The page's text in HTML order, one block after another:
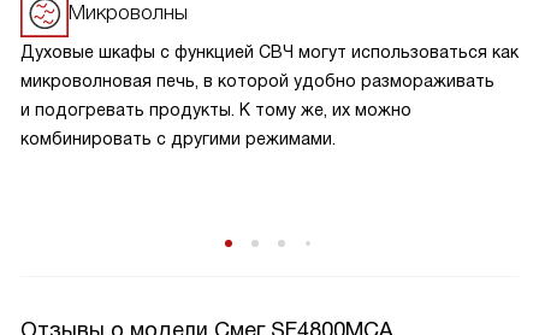
Микроволны
Духовые шкафы с функцией СВЧ могут использоваться как
микроволновая печь, в которой удобно размораживать
и подогревать продукты. К тому же, их можно
комбинировать с другими режимами.